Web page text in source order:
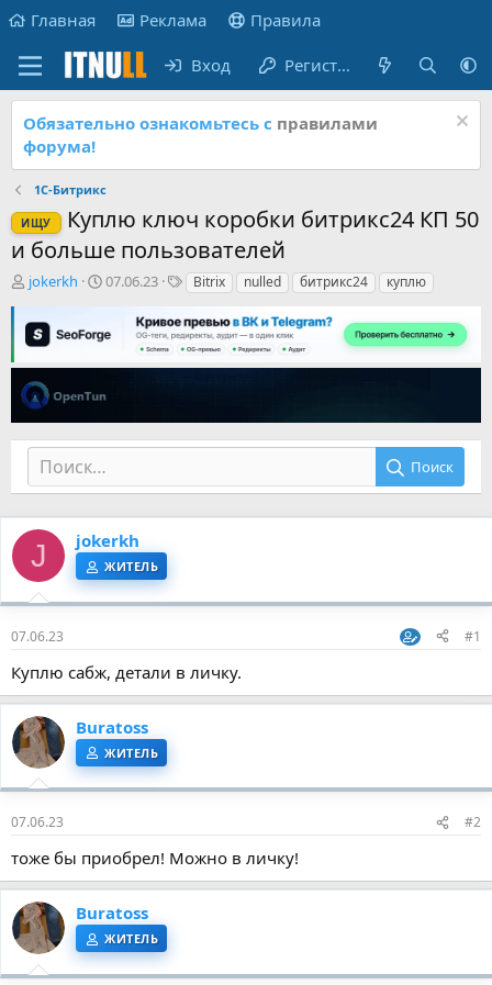
Главная Реклама Правила
Вход Регистрация
Обязательно ознакомьтесь с правилами
форума!
1С-Битрикс
ИЩУ
Куплю ключ коробки битрикс24 КП 50
и больше пользователей
А
т
о
т
е
м
ы
jokerkh
Д
а
ч
а
л
07.06.23
Т
г
и
Bitrix nulled битрикс24 куплю
Поиск
J jokerkh
ЖИТЕЛЬ
07.06.23 #1
Куплю сабж, детали в личку.
Buratoss
ЖИТЕЛЬ
07.06.23 #2
тоже бы приобрел! Можно в личку!
Buratoss
ЖИТЕЛЬ